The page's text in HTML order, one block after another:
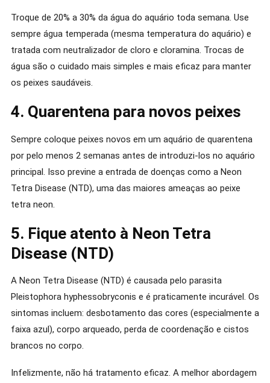
Troque de 20% a 30% da água do aquário toda semana. Use
sempre água temperada (mesma temperatura do aquário) e
tratada com neutralizador de cloro e cloramina. Trocas de
água são o cuidado mais simples e mais eficaz para manter
os peixes saudáveis.
4. Quarentena para novos peixes
Sempre coloque peixes novos em um aquário de quarentena
por pelo menos 2 semanas antes de introduzi-los no aquário
principal. Isso previne a entrada de doenças como a Neon
Tetra Disease (NTD), uma das maiores ameaças ao peixe
tetra neon.
5. Fique atento à Neon Tetra
Disease (NTD)
A Neon Tetra Disease (NTD) é causada pelo parasita
Pleistophora hyphessobryconis e é praticamente incurável. Os
sintomas incluem: desbotamento das cores (especialmente a
faixa azul), corpo arqueado, perda de coordenação e cistos
brancos no corpo.
Infelizmente, não há tratamento eficaz. A melhor abordagem